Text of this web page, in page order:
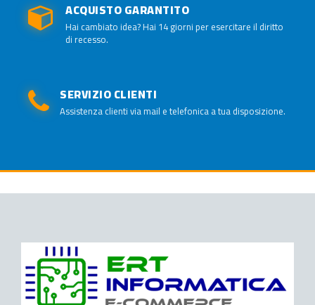
ACQUISTO GARANTITO
Hai cambiato idea? Hai 14 giorni per esercitare il diritto
di recesso.
SERVIZIO CLIENTI
Assistenza clienti via mail e telefonica a tua disposizione.